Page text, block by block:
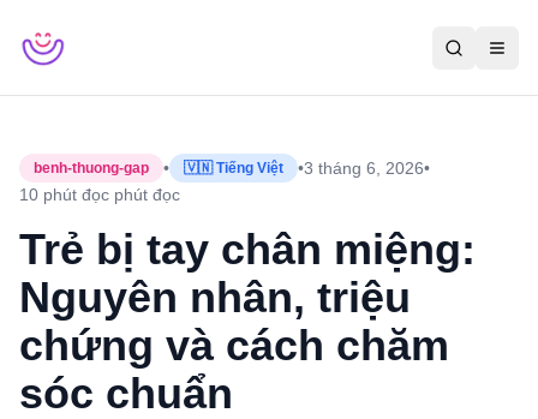
benh-thuong-gap • 🇻🇳 Tiếng Việt •3 tháng 6, 2026•
10 phút đọc phút đọc
Trẻ bị tay chân miệng:
Nguyên nhân, triệu
chứng và cách chăm
sóc chuẩn